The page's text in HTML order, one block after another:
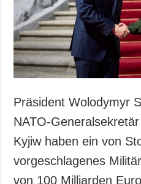
Gesellschaft und
Kultur
Sport
Kriminalität
Notstand und
ZUSÄTZLICH
Veröffentlichungen
Interview
Fotos
Präsident Wolodymyr
NATO-
Kyjiw haben ein von
vorgeschlagenes
von 100 Milliarden